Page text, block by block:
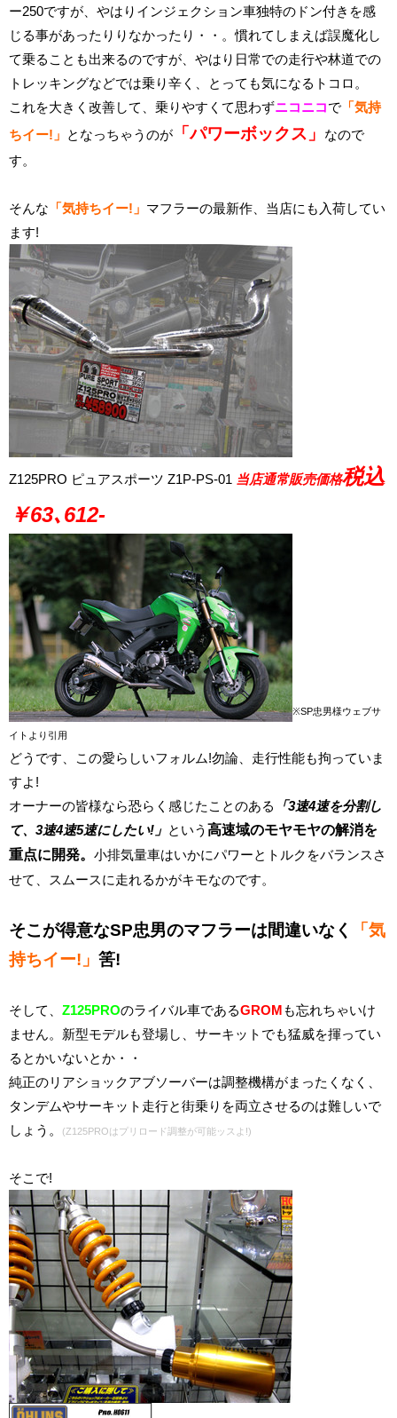
ー250ですが、やはりインジェクション車独特のドン付きを感
じる事があったりりなかったり・・。慣れてしまえば誤魔化し
て乗ることも出来るのですが、やはり日常での走行や林道での
トレッキングなどでは乗り辛く、とっても気になるトコロ。
これを大きく改善して、乗りやすくて思わずニコニコで 「気持
ちイー!」 となっちゃうのが 「パワーボックス」
なので
す。
そんな 「気持ちイー!」 マフラーの最新作、当店にも入荷してい
ます!
Z125PRO ピュアスポーツ Z1P-PS-01 当店通常販売価格税込
￥63､612-
※SP忠男様ウェブサ
イトより引用
どうです、この愛らしいフォルム!勿論、走行性能も拘っていま
すよ!
オーナーの皆様なら恐らく感じたことのある
「3速4速を分割し
て、3速4速5速にしたい!」 という 高速域のモヤモヤの解消を
重点に開発。 小排気量車はいかにパワーとトルクをバランスさ
せて、スムースに走れるかがキモなのです。
そこが得意なSP忠男のマフラーは間違いなく
「気
持ちイー!」 筈!
そして、 Z125PROのライバル車であるGROMも忘れちゃいけ
ません。新型モデルも登場し、サーキットでも猛威を揮ってい
るとかいないとか・・
純正のリアショックアブソーバーは調整機構がまったくなく、
タンデムやサーキット走行と街乗りを両立させるのは難しいで
しょう。
(Z125PROはプリロード調整が可能ッスよ!)
そこで!